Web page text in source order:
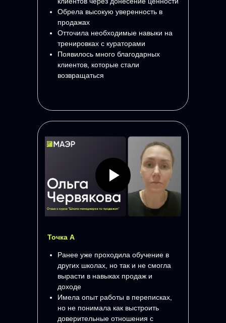
Обрела высокую уверенность в
продажах
Отточила необходимые навыки на
тренировках с кураторами
Появилось много благодарных
клиентов, которые стали
возвращаться
Точка А
Ранее уже проходила обучение в
других школах, но так и не смогла
вырасти в навыках продаж и
доходе
Имела опыт работы в переписках,
но не понимала как выстроить
доверительные отношения с